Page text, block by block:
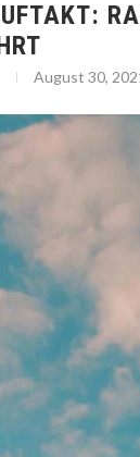
August 30,